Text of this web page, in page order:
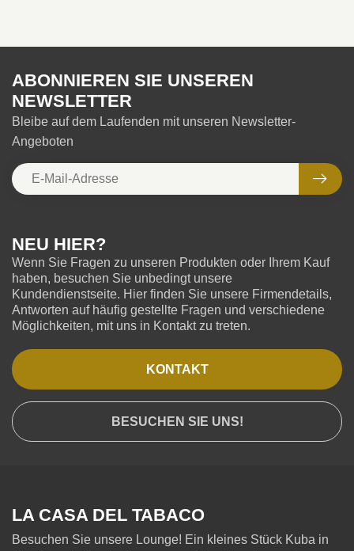
NEU HIER?
Wenn Sie Fragen zu unseren Produkten oder Ihrem Kauf
haben, besuchen Sie unbedingt unsere
Kundendienstseite. Hier finden Sie unsere Firmendetails,
Antworten auf häufig gestellte Fragen und verschiedene
Möglichkeiten, mit uns in Kontakt zu treten.
KONTAKT
BESUCHEN SIE UNS!
ABONNIEREN SIE UNSEREN
NEWSLETTER
Bleibe auf dem Laufenden mit unseren Newsletter-
Angeboten
LA CASA DEL TABACO
Besuchen Sie unsere Lounge! Ein kleines Stück Kuba in